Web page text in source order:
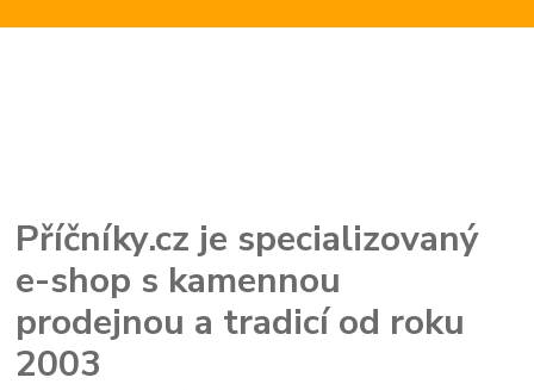
Příčníky.cz je specializovaný
e-shop s kamennou
prodejnou a tradicí od roku
2003